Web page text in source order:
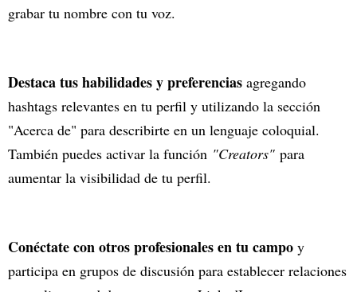
grabar tu nombre con tu voz.
Destaca tus habilidades y preferencias agregando
hashtags relevantes en tu perfil y utilizando la sección
"Acerca de" para describirte en un lenguaje coloquial.
También puedes activar la función "Creators" para
aumentar la visibilidad de tu perfil.
Conéctate con otros profesionales en tu campo y
participa en grupos de discusión para establecer relaciones